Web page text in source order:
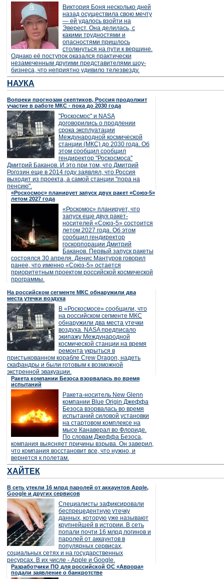
Виктория Боня несколько дней
назад осуществила свою мечту
— ей удалось взойти на
Эверест. Она делилась, с
какими трудностями и
опасностями пришлось
столкнуться на пути к вершине.
Однако её поступок оказался практически
незамеченным другими представителями шоу-
бизнеса, что неприятно удивило телезвезду.
НАУКА
Вопреки прогнозам скептиков, Россия продолжит
участие в работе МКС - пока до 2030 года
"Роскосмос" и NASA
договорились о продлении
срока эксплуатации
Международной космической
станции (МКС) до 2030 года. Об
этом сообщил сообщил
гендиректор "Роскосмоса"
Дмитрий Баканов. И это при том, что Дмитрий
Рогозин еще в 2014 году заявлял, что Россия
выходит из проекта, а самой станции "пора на
пенсию".
«Роскосмос» планирует запуск двух ракет «Союз-5»
летом 2027 года
«Роскомос» планирует, что
запуск еще двух ракет-
носителей «Союз-5» состоится
летом 2027 года. Об этом
сообщил гендиректор
госкорпорации Дмитрий
Баканов. Первый запуск ракеты
состоялся 30 апреля. Денис Мантуров говорил
ранее, что именно «Союз-5» остается
приоритетным проектом российской космической
программы.
На российском сегменте МКС обнаружили два
места утечки воздуха
В «Роскосмосе» сообщили, что
на российском сегменте МКС
обнаружили два места утечки
воздуха. NASA предписало
экипажу Международной
космической станции на время
ремонта укрыться в
пристыкованном корабле Crew Dragon, надеть
скафандры и были готовым к возможной
экстренной эвакуации.
Ракета компании Безоса взорвалась во время
испытаний
Ракета-носитель New Glenn
компании Blue Origin Джеффа
Безоса взорвалась во время
испытаний силовой установки
на стартовом комплексе на
мысе Канаверал во Флориде.
По словам Джеффа Безоса,
компания выясняет причины взрыва. Он заверил,
что компания восстановит все, что нужно, и
вернется к полетам.
ХАЙТЕК
В сеть утекли 16 млрд паролей от аккаунтов Apple,
Google и других сервисов
Специалисты зафиксировали
беспрецедентную утечку
данных, которую уже называют
крупнейшей в истории. В сеть
попали почти 16 млрд логинов и
паролей от аккаунтов в
популярных сервисах,
социальных сетях и на государственных
ресурсах. В их числе - Apple и Google.
Разработчики ПО для российской ОС «Аврора»
подали заявление о банкротстве